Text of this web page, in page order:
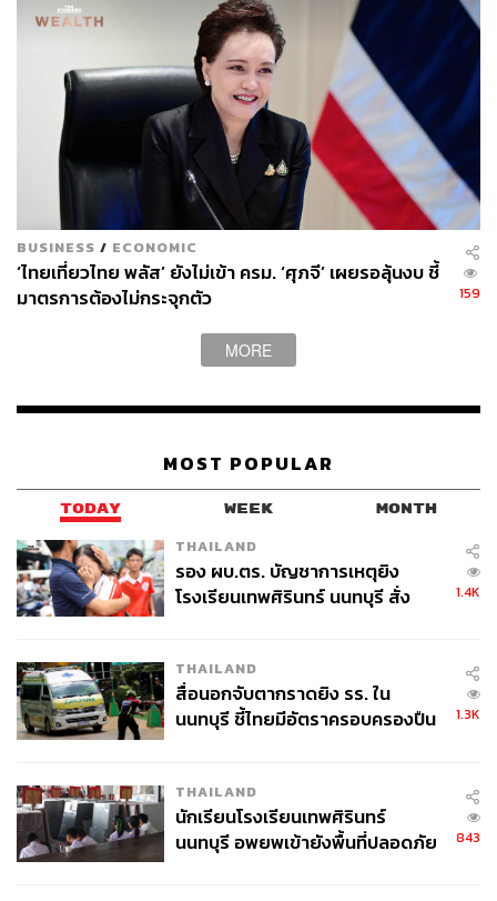
นันทพงษ์ยังยกตัวอย่างฉากทัศน์ หากราคาน้ำมันในเดือน
เมษายน 2569 เคลื่อนไหวอยู่ที่ระดับ ‘ปัจจุบัน’ (ณ วันที่ 6
เมษายน 2569 ได้แก่ ดีเซลอยู่ที่ 50.54 บาทต่อลิตร เบนซิน 95
อยู่ที่ 52.54 บาทต่อลิตร แก๊สโซฮอล์ 95 อยู่ที่ 43.95 บาทต่อ
ลิตร แก๊สโซฮอล์ 91 อยู่ที่ 43.58 บาทต่อลิตร และ E20 38.95
บาทต่อลิตร) ‘ไปตลอดทั้งเดือน’ จะส่งผลกระทบต่อเงินเฟ้อ
2.14%
เปิด 2 ฉากทัศน์แนวโน้มเงินเฟ้อทั่วไปของกระทรวง
นันทพงษ์กล่าวต่อว่า กระทรวงพาณิชย์ได้ปรับคาดการณ์
อัตราเงินเฟ้อทั่วไป ปี 2569 จากเดิมระหว่าง 0.0 – 1.0% (ค่า
กลาง 0.5%) เป็นระหว่าง 1.5 – 2.5% (ค่ากลาง 2.0%) พร้อม
สำคัญคือ ทิศทางราคาน้ำมัน และ ระยะเวลาที่ราคาน้ำมัน
ทรงตัวอยู่ในระดับสูง
BUSINESS / ECONOMIC
‘ไทยเที่ยวไทย พลัส’ ยังไม่เข้า ครม. ‘ศุภจี’ เผยรอลุ้นงบ ชี้
มาตรการต้องไม่กระจุกตัว
159
MORE
MOST POPULAR
TODAY WEEK MONTH
THAILAND
รอง ผบ.ตร. บัญชาการเหตุยิง
โรงเรียนเทพศิรินทร์ นนทบุรี สั่ง
1.4K
THAILAND
สื่อนอกจับตากราดยิง รร. ใน
นนทบุรี ชี้ไทยมีอัตราครอบครองปืน
1.3K
THAILAND
นักเรียนโรงเรียนเทพศิรินทร์
นนทบุรี อพยพเข้ายังพื้นที่ปลอดภัย
843